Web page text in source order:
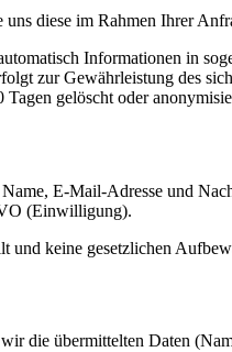
diese im Rahmen Ihrer
Informationen in
zur Gewährleistung des
gelöscht oder
E-Mail-Adresse und
(Einwilligung).
keine gesetzlichen
die übermittelten Daten